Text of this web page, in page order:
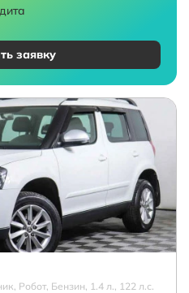
заявку
Робот, Бензин, 1.4 л., 122 л.с.